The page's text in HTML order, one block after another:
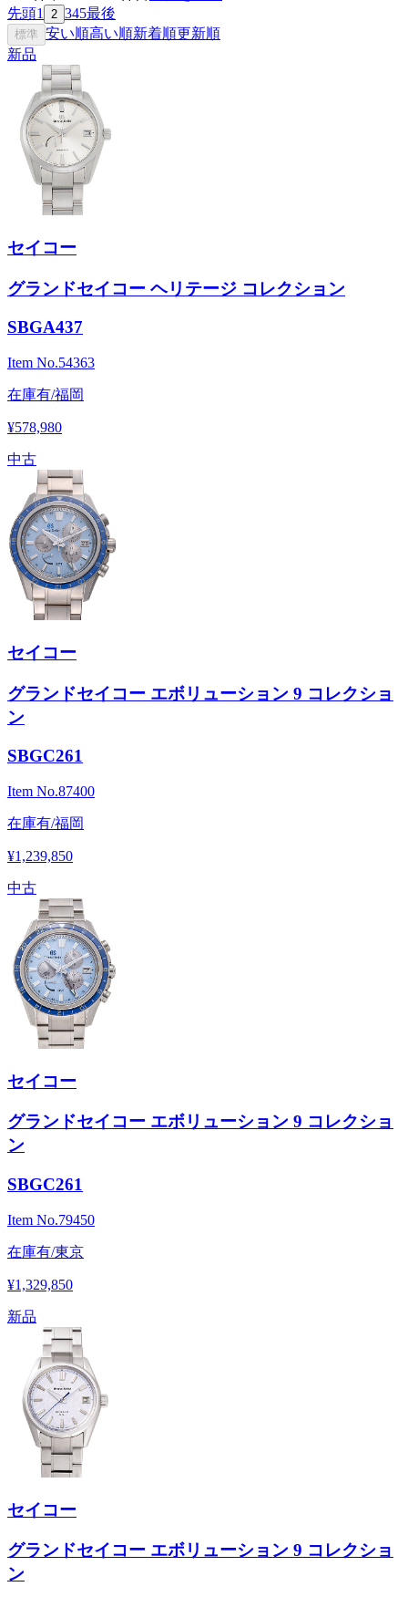
先頭1 2 345最後
標準 安い順高い順新着順更新順
新品
セイコー
グランドセイコー ヘリテージ コレクション
SBGA437
Item No.54363
在庫有/福岡
¥578,980
中古
セイコー
グランドセイコー エボリューション 9 コレクショ
ン
SBGC261
Item No.87400
在庫有/福岡
¥1,239,850
中古
セイコー
グランドセイコー エボリューション 9 コレクショ
ン
SBGC261
Item No.79450
在庫有/東京
¥1,329,850
新品
セイコー
グランドセイコー エボリューション 9 コレクショ
ン